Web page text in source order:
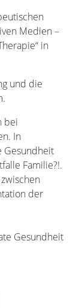
Medien –
in
und die
bei
In
Gesundheit
Familie?!.
der
Gesundheit